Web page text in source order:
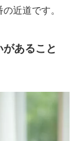
近道です。
あること